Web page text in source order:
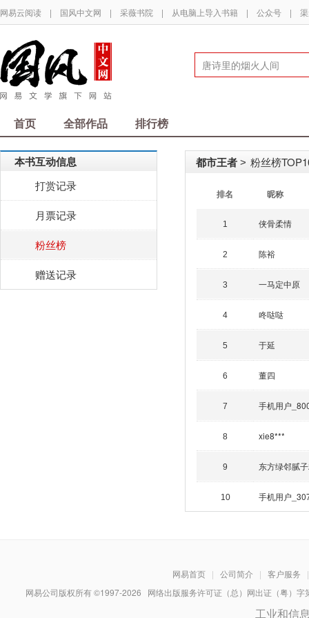
网易云阅读 | 国风中文网 | 采薇书院 | 从电脑上导入书籍 | 公众号 |
首页 全部作品 排行榜
本书互动信息
打赏记录
月票记录
粉丝榜
赠送记录
都市王者 > 粉丝榜
排名 昵称
1 侠骨柔情
2 陈裕
3 一马定中原
4 咚哒哒
5 于延
6 董四
7 手机用户
8 xie8***
9 东方绿邻腻
10 手机用户
网易首页 | 公司简介 | 客户服务
|
网易公司版权所有 ©1997-2026 网络出版服务许可证（总）网出证（粤）
工业和信